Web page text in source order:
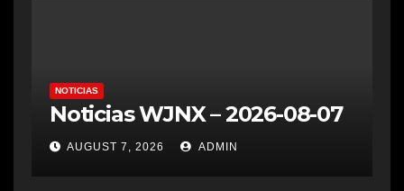
NOTICIAS
Noticias WJNX – 2026-08-07
AUGUST 7, 2026 ADMIN